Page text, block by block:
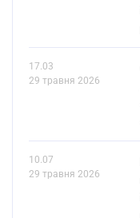
17.03
29 травня 2026
10.07
29 травня 2026